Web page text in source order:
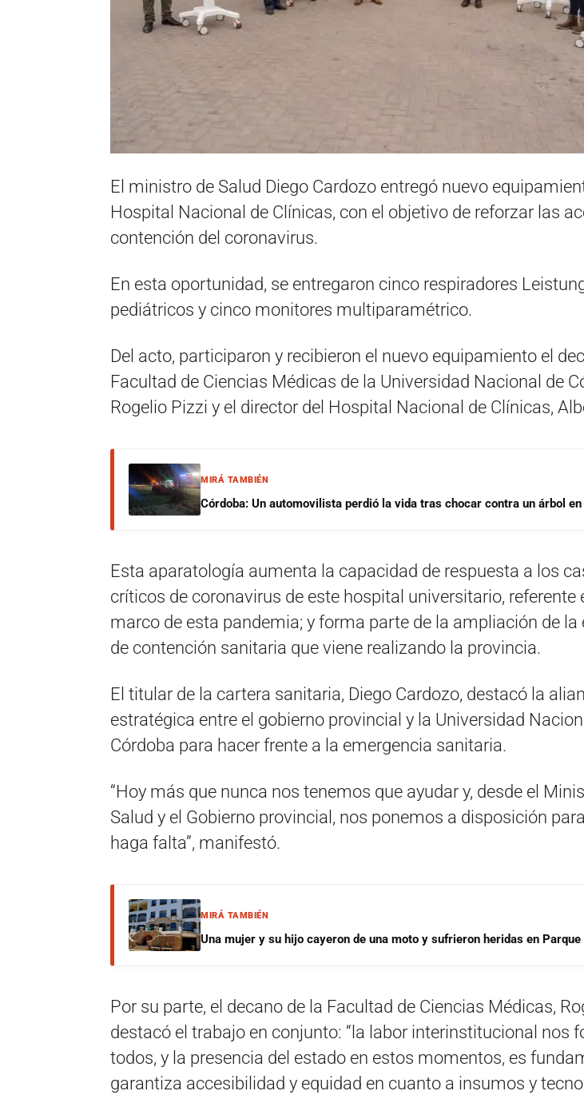
El ministro de Salud Diego Cardozo entregó nuevo
Hospital Nacional de Clínicas, con el objetivo de reforzar las
contención del coronavirus.
En esta oportunidad, se entregaron cinco respiradores
pediátricos y cinco monitores multiparamétrico.
Del acto, participaron y recibieron el nuevo equipamiento el
Facultad de Ciencias Médicas de la Universidad Nacional de
Rogelio Pizzi y el director del Hospital Nacional de Clínicas,
MIRÁ TAMBIÉN
Córdoba: Un automovilista perdió la vida tras chocar contra un árbol
Esta aparatología aumenta la capacidad de respuesta a los
críticos de coronavirus de este hospital universitario, referente
marco de esta pandemia; y forma parte de la ampliación de la
de contención sanitaria que viene realizando la provincia.
El titular de la cartera sanitaria, Diego Cardozo, destacó la
estratégica entre el gobierno provincial y la Universidad
Córdoba para hacer frente a la emergencia sanitaria.
“Hoy más que nunca nos tenemos que ayudar y, desde el
Salud y el Gobierno provincial, nos ponemos a disposición
haga falta”, manifestó.
MIRÁ TAMBIÉN
Una mujer y su hijo cayeron de una moto y sufrieron heridas en Parque
Por su parte, el decano de la Facultad de Ciencias Médicas,
destacó el trabajo en conjunto: “la labor interinstitucional nos
todos, y la presencia del estado en estos momentos, es
garantiza accesibilidad y equidad en cuanto a insumos y